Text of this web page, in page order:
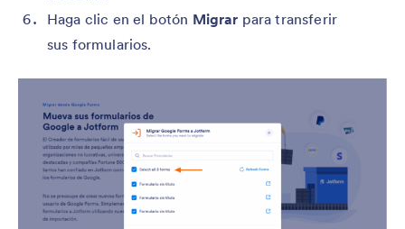
Haga clic en el botón Migrar para transferir
sus formularios.